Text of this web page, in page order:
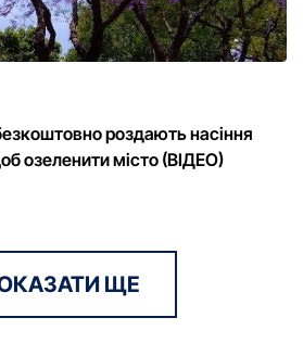
pоздають насіння
озеленити місто (ВІДЕО)
ЩЕ